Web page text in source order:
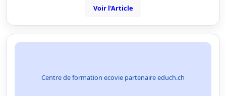
Voir l'Article
Centre de formation ecovie partenaire educh.ch